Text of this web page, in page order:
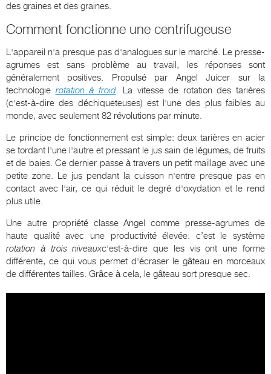
des graines et des graines.
Comment fonctionne une centrifugeuse
L'appareil n'a presque pas d'analogues sur le marché. Le presse-
agrumes est sans problème au travail, les réponses sont
généralement positives. Propulsé par Angel Juicer sur la
technologie rotation à froid. La vitesse de rotation des tarières
(c'est-à-dire des déchiqueteuses) est l'une des plus faibles au
monde, avec seulement 82 révolutions par minute.
Le principe de fonctionnement est simple: deux tarières en acier
se tordant l'une l'autre et pressant le jus sain de légumes, de fruits
et de baies. Ce dernier passe à travers un petit maillage avec une
petite zone. Le jus pendant la cuisson n'entre presque pas en
contact avec l'air, ce qui réduit le degré d'oxydation et le rend
plus utile.
Une autre propriété classe Angel comme presse-agrumes de
haute qualité avec une productivité élevée: c’est le système
rotation à trois niveauxc'est-à-dire que les vis ont une forme
différente, ce qui vous permet d'écraser le gâteau en morceaux
de différentes tailles. Grâce à cela, le gâteau sort presque sec.